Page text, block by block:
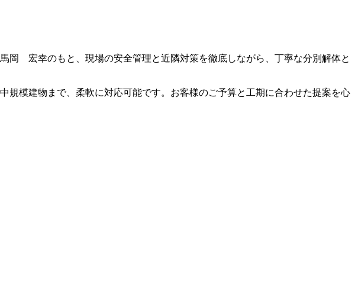
岡 宏幸のもと、現場の安全管理と近隣対策を徹底しながら、丁寧な分別解体と
規模建物まで、柔軟に対応可能です。お客様のご予算と工期に合わせた提案を心